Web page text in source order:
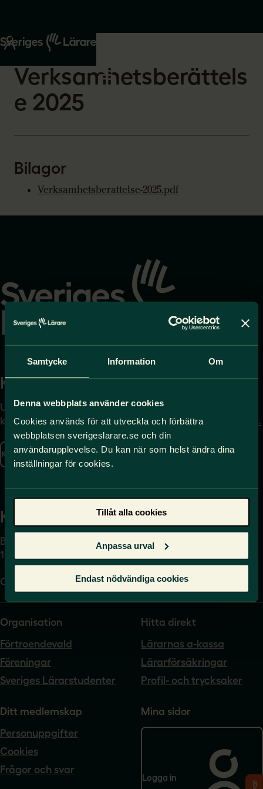
Samtycke Information Om
Denna webbplats använder cookies
Cookies används för att utveckla och förbättra
webbplatsen sverigeslarare.se och din
användarupplevelse. Du kan när som helst ändra dina
inställningar för cookies.
Tillåt alla cookies
Anpassa urval
Endast nödvändiga cookies
Start
Om oss
2026-02-19
Verksamhetsberättels
e 2025
Bilagor
Verksamhetsberattelse-2025.pdf
startsidan
Kontakta
Uppgifter om hur du
kontaktar oss finns här.
Kontakta oss
Press
Journalist – du når oss
på press@sverigeslarare.
se
Kansli
Box 17061
104 62 Stockholm
Org.nr. 802540-5542
Organisation
Förtroendevald
Föreningar
Sveriges Lärarstudenter
Hitta direkt
Lärarnas a-kassa
Lärarförsäkringar
Profil- och trycksaker
Ditt medlemskap
Personuppgifter
Cookies
Frågor och svar
Mina sidor
Logga in